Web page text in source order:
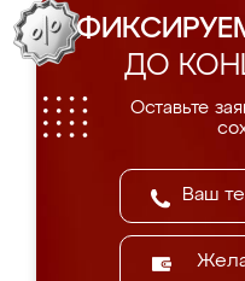
ДО
Оставьте